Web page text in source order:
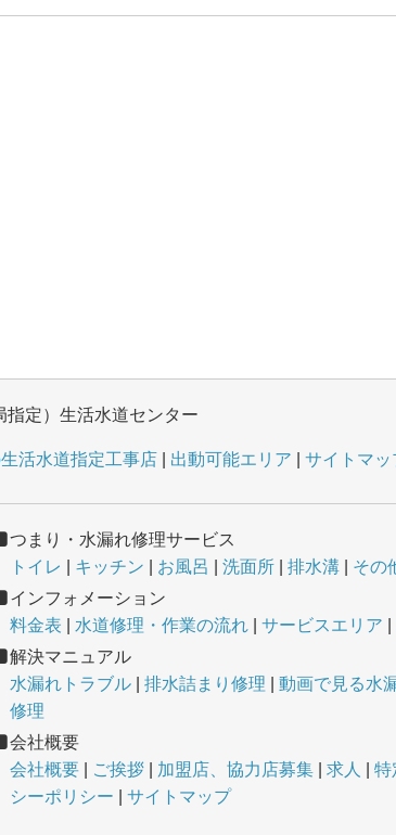
定）生活水道センター
活水道指定工事店 出動可能エリア サイトマッ
つまり・水漏れ修理サービス
トイレ
キッチン お風呂 洗面所 排水溝
その
インフォメーション
料金表
水道修理・作業の流れ サービスエリア
解決マニュアル
水漏れトラブル
排水詰まり修理 動画で見る水
修理
会社概要
会社概要
ご挨拶 加盟店、協力店募集 求人
特
シーポリシー
サイトマップ